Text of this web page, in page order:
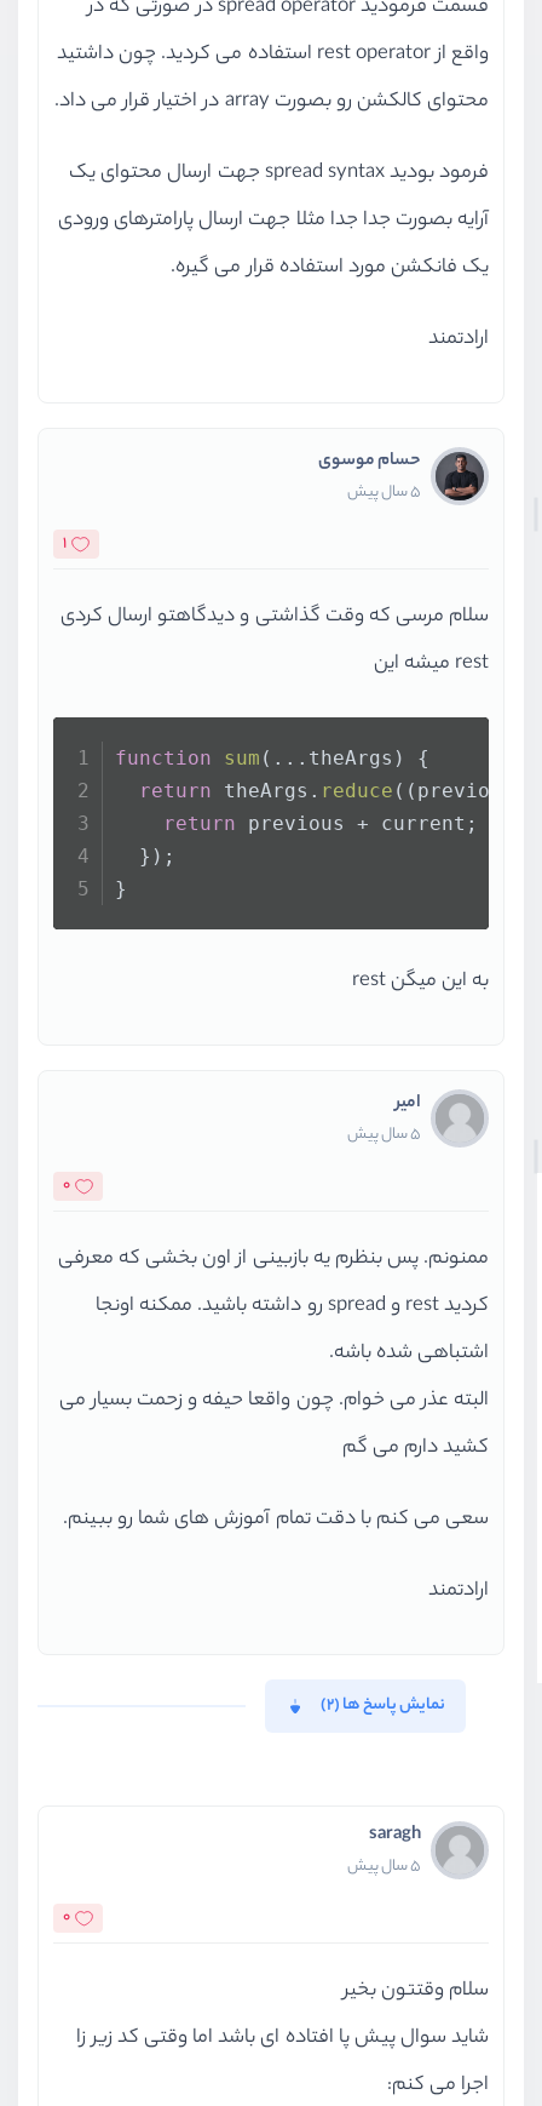
قسمت فرمودید spread operator در صورتی که در
واقع از rest operator استفاده می کردید. چون داشتید
محتوای کالکشن رو بصورت array در اختیار قرار می داد.
فرمود بودید spread syntax جهت ارسال محتوای یک
آرایه بصورت جدا جدا مثلا جهت ارسال پارامترهای ورودی
یک فانکشن مورد استفاده قرار می گیره.
ارادتمند
حسام موسوی
5 سال پیش
1
سلام مرسی که وقت گذاشتی و دیدگاهتو ارسال کردی
rest میشه این
function sum ( ...theArgs ) {
return theArgs. reduce ( ( previous,
return previous + current;
  });
}
به این میگن rest
امیر
5 سال پیش
0
ممنونم. پس بنظرم یه بازبینی از اون بخشی که معرفی
کردید rest و spread رو داشته باشید. ممکنه اونجا
اشتباهی شده باشه.
البته عذر می خوام. چون واقعا حیفه و زحمت بسیار می
کشید دارم می گم
سعی می کنم با دقت تمام آموزش های شما رو ببینم.
ارادتمند
نمایش پاسخ ها (2)
saragh
5 سال پیش
0
سلام وقتتون بخیر
شاید سوال پیش پا افتاده ای باشد اما وقتی کد زیر زا
اجرا می کنم: